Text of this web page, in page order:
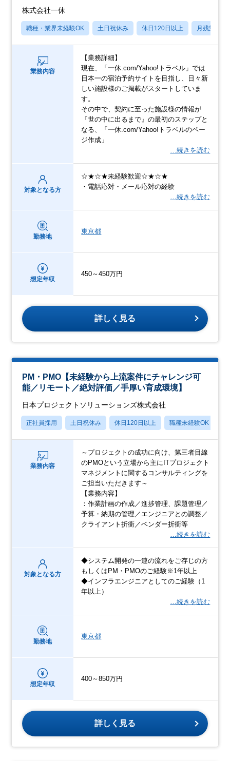
株式会社一休
職種・業界未経験OK 土日祝休み 休日120日以上 月残業20
業務内容
【業務詳細】
現在、「一休.com/Yahoo!トラベル」では
日本一の宿泊予約サイトを目指し、日々新
しい施設様のご掲載がスタートしていま
す。
その中で、契約に至った施設様の情報が
『世の中に出るまで』の最初のステップと
なる、「一休.com/Yahoo!トラベルのペー
ジ作成」
…続きを読む
対象となる方
☆★☆★未経験歓迎☆★☆★
・電話応対・メール応対の経験
…続きを読む
勤務地
東京都
想定年収
450～450万円
詳しく見る
PM・PMO【未経験から上流案件にチャレンジ可
能／リモート／絶対評価／手厚い育成環境】
日本プロジェクトソリューションズ株式会社
正社員採用 土日祝休み 休日120日以上 職種未経験OK
業務内容
～プロジェクトの成功に向け、第三者目線
のPMOという立場から主にITプロジェクト
マネジメントに関するコンサルティングを
ご担当いただきます～
【業務内容】
：作業計画の作成／進捗管理、課題管理／
予算・納期の管理／エンジニアとの調整／
クライアント折衝／ベンダー折衝等
…続きを読む
対象となる方
◆システム開発の一連の流れをご存じの方
もしくはPM・PMOのご経験※1年以上
◆インフラエンジニアとしてのご経験（1
年以上）
…続きを読む
勤務地
東京都
想定年収
400～850万円
詳しく見る